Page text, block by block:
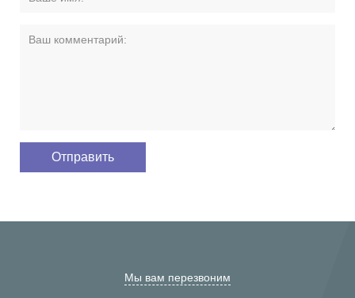
Мы вам перезвоним